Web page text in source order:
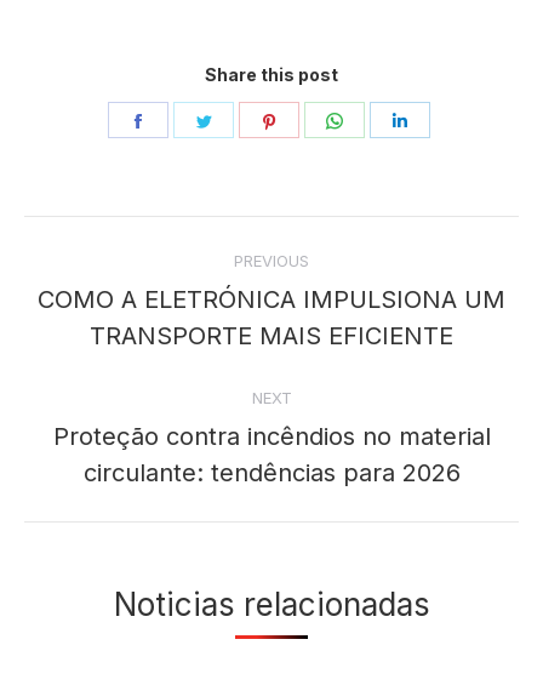
Share this post
Share
Share
Share
Share
navigation
PREVIOUS
post:
COMO A ELETRÓNICA IMPULSIONA UM
TRANSPORTE MAIS EFICIENTE
NEXT
post:
Proteção contra incêndios no material
circulante: tendências para 2026
Noticias relacionadas